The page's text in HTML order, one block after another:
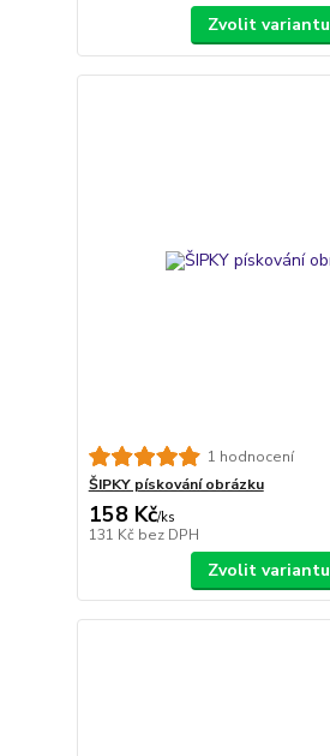
Zvolit variantu
1 hodnocení
ŠIPKY pískování obrázku
158 Kč/ks
131 Kč bez DPH
Zvolit variantu